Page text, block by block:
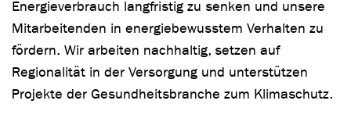
Energieverbrauch langfristig zu senken und unsere
Mitarbeitenden in energiebewusstem Verhalten zu
fördern. Wir arbeiten nachhaltig, setzen auf
Regionalität in der Versorgung und unterstützen
Projekte der Gesundheitsbranche zum Klimaschutz.